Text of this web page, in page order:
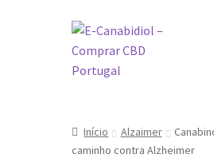
Ir
para
a
Saltar
para
o
O que é CBD
Início Alzaimer
caminho contra Alzheimer